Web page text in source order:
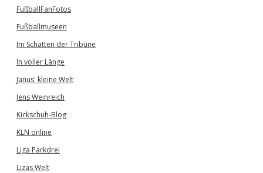
FußballFanFotos
Fußballmuseen
Im Schatten der Tribüne
In voller Länge
Janus' kleine Welt
Jens Weinreich
Kickschuh-Blog
KLN online
Liga Parkdrei
Lizas Welt